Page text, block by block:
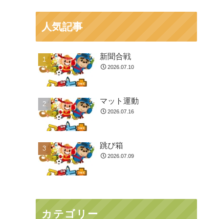
人気記事
新聞合戦
2026.07.10
マット運動
2026.07.16
跳び箱
2026.07.09
カテゴリー